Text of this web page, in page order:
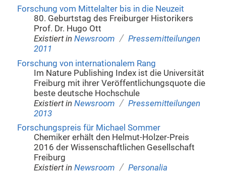
Forschung vom Mittelalter bis in die Neuzeit
80. Geburtstag des Freiburger Historikers
Prof. Dr. Hugo Ott
Existiert in Newsroom / Pressemitteilungen
2011
Forschung von internationalem Rang
Im Nature Publishing Index ist die Universität
Freiburg mit ihrer Veröffentlichungsquote die
beste deutsche Hochschule
Existiert in Newsroom / Pressemitteilungen
2013
Forschungspreis für Michael Sommer
Chemiker erhält den Helmut-Holzer-Preis
2016 der Wissenschaftlichen Gesellschaft
Freiburg
Existiert in Newsroom / Personalia